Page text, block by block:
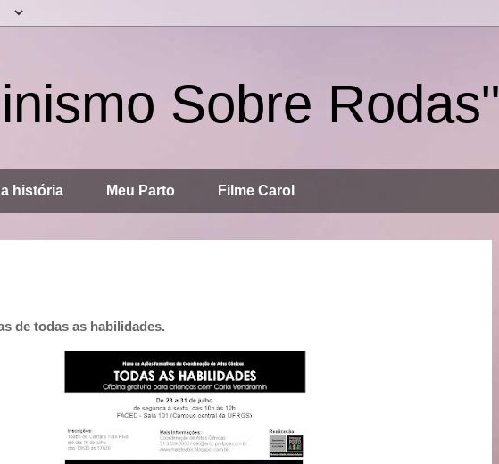
Sobre Rodas"
história Meu Parto Filme Carol
de todas as habilidades.